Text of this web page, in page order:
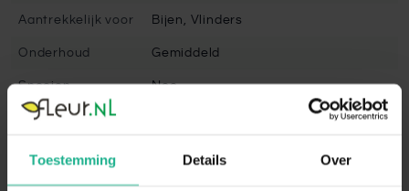
Toestemming Details Over
Aantrekkelijk voor Bijen, Vlinders
Onderhoud Gemiddeld
Snoeien Nee
Snoeimaand
Volgroeide hoogte 800 cm
Winterhard